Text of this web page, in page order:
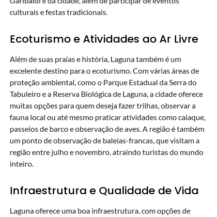
culturais e festas tradicionais.
Ecoturismo e Atividades ao Ar Livre
Além de suas praias e história, Laguna também é um
excelente destino para o ecoturismo. Com várias áreas de
proteção ambiental, como o Parque Estadual da Serra do
Tabuleiro e a Reserva Biológica de Laguna, a cidade oferece
muitas opções para quem deseja fazer trilhas, observar a
fauna local ou até mesmo praticar atividades como caiaque,
passeios de barco e observação de aves. A região é também
um ponto de observação de baleias-francas, que visitam a
região entre julho e novembro, atraindo turistas do mundo
inteiro.
Infraestrutura e Qualidade de Vida
Laguna oferece uma boa infraestrutura, com opções de